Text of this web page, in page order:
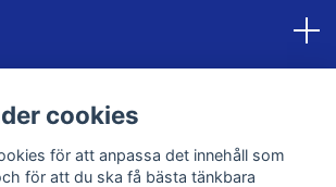
cookies
för att anpassa det innehåll som
för att du ska få bästa tänkbara